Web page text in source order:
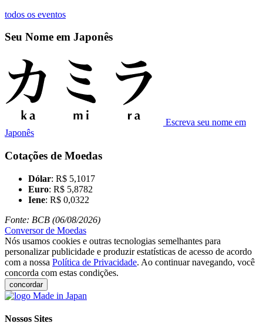
todos os eventos
Seu Nome em Japonês
Escreva seu nome em
Japonês
Cotações de Moedas
Dólar: R$ 5,1017
Euro: R$ 5,8782
Iene: R$ 0,0322
Fonte: BCB (06/08/2026)
Conversor de Moedas
Nós usamos cookies e outras tecnologias semelhantes para
personalizar publicidade e produzir estatísticas de acesso de acordo
com a nossa Política de Privacidade. Ao continuar navegando, você
concorda com estas condições.
concordar
Nossos Sites